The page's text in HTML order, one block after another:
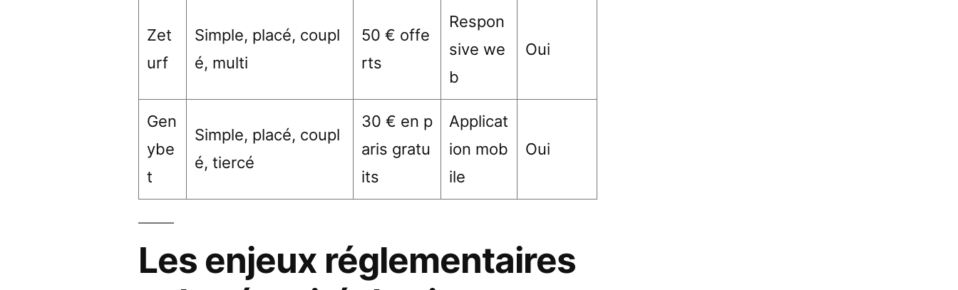
Zet
urf
Simple, placé, coupl
é, multi
50 € offe
rts
Respon
sive we
b
Oui
Gen
ybe
t
Simple, placé, coupl
é, tiercé
30 € en p
aris gratu
its
Applicat
ion mob
ile
Oui
Les enjeux réglementaires